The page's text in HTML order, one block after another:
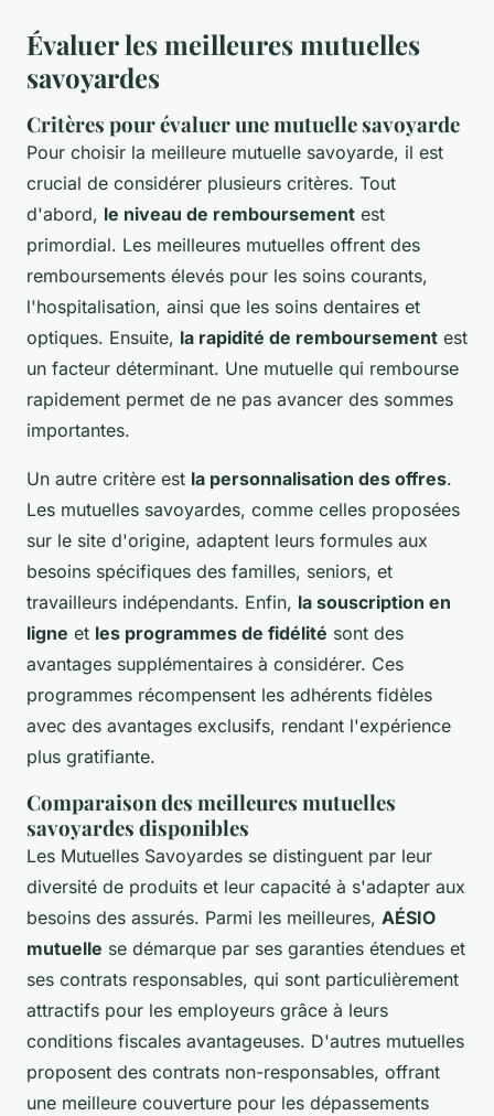
Évaluer les meilleures mutuelles
savoyardes
Critères pour évaluer une mutuelle savoyarde
Pour choisir la meilleure mutuelle savoyarde, il est
crucial de considérer plusieurs critères. Tout
d'abord, le niveau de remboursement est
primordial. Les meilleures mutuelles offrent des
remboursements élevés pour les soins courants,
l'hospitalisation, ainsi que les soins dentaires et
optiques. Ensuite, la rapidité de remboursement est
un facteur déterminant. Une mutuelle qui rembourse
rapidement permet de ne pas avancer des sommes
importantes.
Un autre critère est la personnalisation des offres.
Les mutuelles savoyardes, comme celles proposées
sur le site d'origine, adaptent leurs formules aux
besoins spécifiques des familles, seniors, et
travailleurs indépendants. Enfin, la souscription en
ligne et les programmes de fidélité sont des
avantages supplémentaires à considérer. Ces
programmes récompensent les adhérents fidèles
avec des avantages exclusifs, rendant l'expérience
plus gratifiante.
Comparaison des meilleures mutuelles
savoyardes disponibles
Les Mutuelles Savoyardes se distinguent par leur
diversité de produits et leur capacité à s'adapter aux
besoins des assurés. Parmi les meilleures, AÉSIO
mutuelle se démarque par ses garanties étendues et
ses contrats responsables, qui sont particulièrement
attractifs pour les employeurs grâce à leurs
conditions fiscales avantageuses. D'autres mutuelles
proposent des contrats non-responsables, offrant
une meilleure couverture pour les dépassements